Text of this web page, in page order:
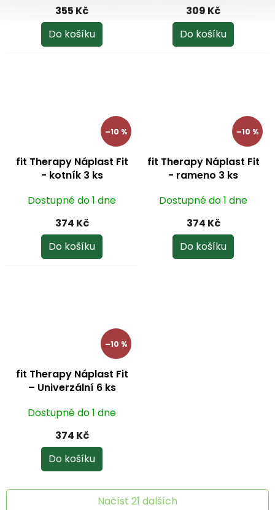
produktu355 Kč
Do košíku
produktu309 Kč
Do košíku
–10 %
fit Therapy Náplast Fit
- kotník 3 ks
Dostupné do 1 dne
374 Kč
Do košíku
–10 %
fit Therapy Náplast Fit
- rameno 3 ks
Dostupné do 1 dne
374 Kč
Do košíku
–10 %
fit Therapy Náplast Fit
– Univerzální 6 ks
Dostupné do 1 dne
374 Kč
Do košíku
Načíst 21 dalších